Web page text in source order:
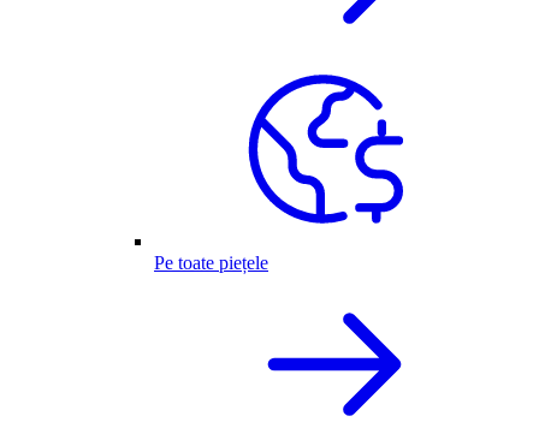
Pe toate piețele